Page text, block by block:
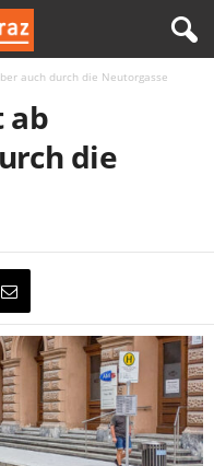
auch durch die Neutorgasse
ab
die